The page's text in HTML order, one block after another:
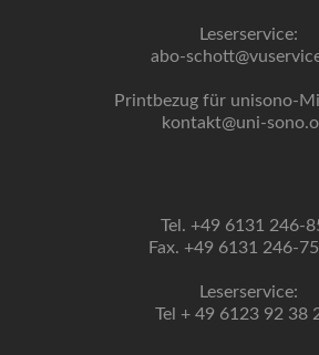
Leserservice:
abo-
Printbezug für unisono-
kontakt@uni-
Tel. +49 6131 246-
Fax. +49 6131 246-
Leserservice:
Tel + 49 6123 92 38